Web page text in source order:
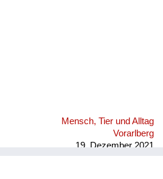
Mensch, Tier und Alltag
Vorarlberg
19. Dezember 2021